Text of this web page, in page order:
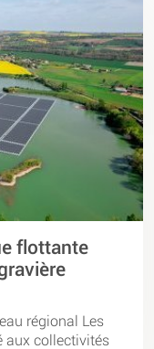
flottante
régional Les
aux collectivités